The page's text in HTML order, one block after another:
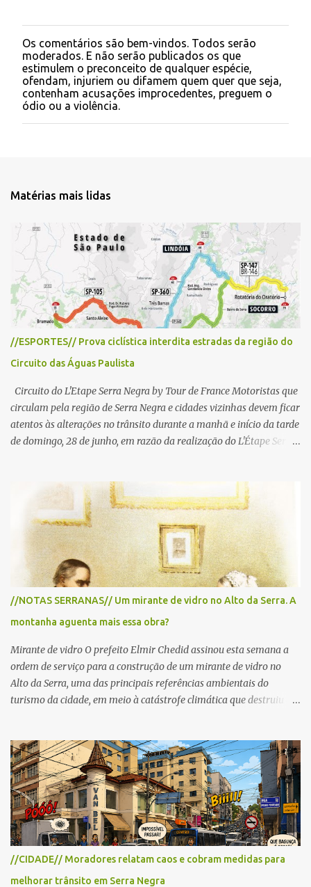
P
o
s
t
a
r
u
n
i
o
Os comentários são bem-vindos. Todos serão
moderados. E não serão publicados os que
estimulem o preconceito de qualquer espécie,
ofendam, injuriem ou difamem quem quer que seja,
contenham acusações improcedentes, preguem o
ódio ou a violência.
Matérias mais lidas
//ESPORTES// Prova ciclística interdita estradas da região do
Circuito das Águas Paulista
Circuito do L'Etape Serra Negra by Tour de France Motoristas que
circulam pela região de Serra Negra e cidades vizinhas devem ficar
atentos às alterações no trânsito durante a manhã e início da tarde
de domingo, 28 de junho, em razão da realização do L'Étape Serra
reunirá atletas de diferentes regiões do país e terá percursos
passando pelos municípios de Serra Negra, Amparo, Monte Alegre
do Sul, Lindoia e Socorro. Para garantir a segurança dos
participantes e do público, diversos trechos de rodovias e estradas
da região serão interditados temporariamente ao longo da prova.
A largada será na Rua Coronel Pedro Penteado, em Serra Negra,
para cerca de 2.000 ciclistas, às 6h30. De acordo com o
cronograma da organização e de todas as prefeituras envolvidas,
as interdições ocorrerão de forma programada e os trechos serão
//NOTAS SERRANAS// Um mirante de vidro no Alto da Serra. A
montanha aguenta mais essa obra?
Mirante de vidro O prefeito Elmir Chedid assinou esta semana a
ordem de serviço para a construção de um mirante de vidro no
Alto da Serra, uma das principais referências ambientais do
turismo da cidade, em meio à catástrofe climática que destruiu o
ambiental nas políticas públicas. Preservação permanente O Alto
da Serra está localizado em uma das Áreas de Preservação
Permanente no município, chamadas de APP no Código Florestal
Brasileiro, Lei nº 12.651/12. As APPS são protegidas com a função
ambiental de preservar os recursos hídricos, a paisagem, a
proteção do solo e a biodiversidade para assegurar a qualidade de
vida da população. No local já estão instaladas torres de
transmissão de televisão e telefonia celular, contêineres de uso
comercial, sanitário público, pequenas construções e uma rampa
//CIDADE// Moradores relatam caos e cobram medidas para
melhorar trânsito em Serra Negra